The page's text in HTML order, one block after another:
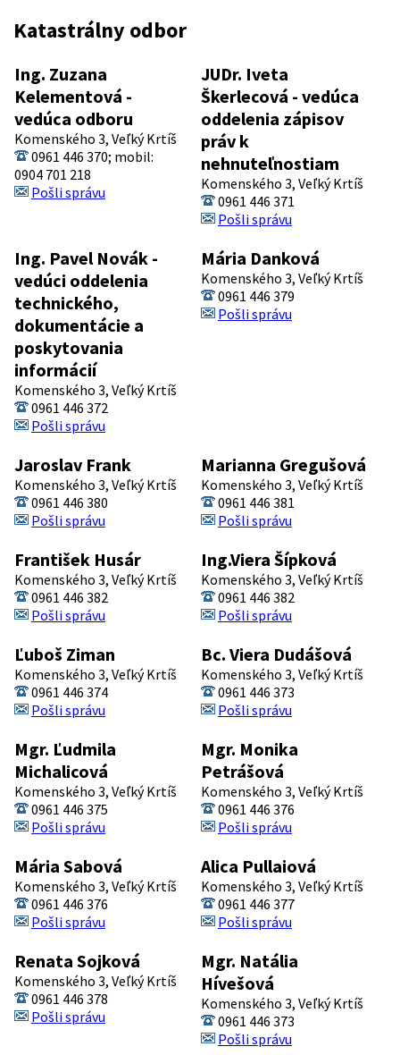
Katastrálny odbor
Ing. Zuzana
Kelementová -
vedúca odboru
Komenského 3, Veľký Krtíš
0961 446 370; mobil:
0904 701 218
Pošli správu
JUDr. Iveta
Škerlecová - vedúca
oddelenia zápisov
práv k
nehnuteľnostiam
Komenského 3, Veľký Krtíš
0961 446 371
Pošli správu
Ing. Pavel Novák -
vedúci oddelenia
technického,
dokumentácie a
poskytovania
informácií
Komenského 3, Veľký Krtíš
0961 446 372
Pošli správu
Mária Danková
Komenského 3, Veľký Krtíš
0961 446 379
Pošli správu
Jaroslav Frank
Komenského 3, Veľký Krtíš
0961 446 380
Pošli správu
Marianna Gregušová
Komenského 3, Veľký Krtíš
0961 446 381
Pošli správu
František Husár
Komenského 3, Veľký Krtíš
0961 446 382
Pošli správu
Ing.Viera Šípková
Komenského 3, Veľký Krtíš
0961 446 382
Pošli správu
Ľuboš Ziman
Komenského 3, Veľký Krtíš
0961 446 374
Pošli správu
Bc. Viera Dudášová
Komenského 3, Veľký Krtíš
0961 446 373
Pošli správu
Mgr. Ľudmila
Michalicová
Komenského 3, Veľký Krtíš
0961 446 375
Pošli správu
Mgr. Monika
Petrášová
Komenského 3, Veľký Krtíš
0961 446 376
Pošli správu
Mária Sabová
Komenského 3, Veľký Krtíš
0961 446 376
Pošli správu
Alica Pullaiová
Komenského 3, Veľký Krtíš
0961 446 377
Pošli správu
Renata Sojková
Komenského 3, Veľký Krtíš
0961 446 378
Pošli správu
Mgr. Natália
Hívešová
Komenského 3, Veľký Krtíš
0961 446 373
Pošli správu